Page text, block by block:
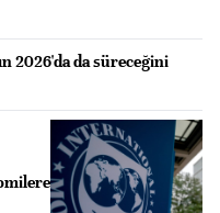
2026'da da süreceğini